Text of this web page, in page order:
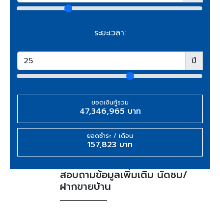
ระยะเวลา:
ปี
ยอดเงินกู้รวม
47,346,965 บาท
ยอดชำระ / เดือน
157,823 บาท
สอบถามข้อมูลเพิ่มเติม นัดชม/
ฝากขายบ้าน